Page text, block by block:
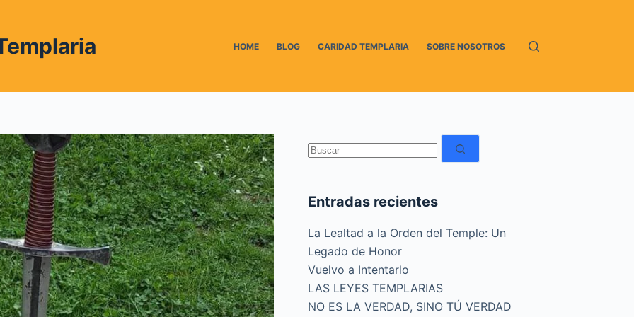
HOME BLOG CARIDAD TEMPLARIA SOBRE NOSOTROS
Sin
resultados
Entradas recientes
La Lealtad a la Orden del Temple: Un
Legado de Honor
Vuelvo a Intentarlo
LAS LEYES TEMPLARIAS
NO ES LA VERDAD, SINO TÚ VERDAD